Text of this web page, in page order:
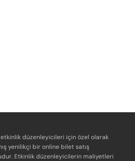
etkinlik düzenleyicileri için özel olarak
yenilikçi bir online bilet satış
Etkinlik düzenleyicilerin maliyetleri